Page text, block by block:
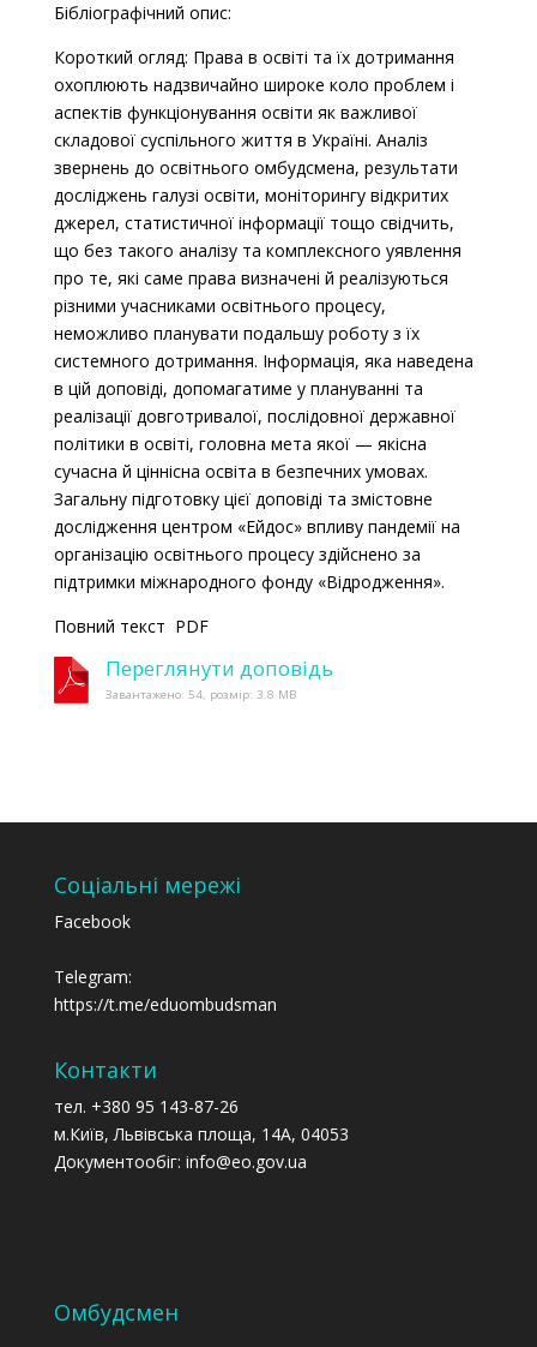
Бібліографічний опис:
Короткий огляд: Права в освіті та їх дотримання
охоплюють надзвичайно широке коло проблем і
аспектів функціонування освіти як важливої
складової суспільного життя в Україні. Аналіз
звернень до освітнього омбудсмена, результати
досліджень галузі освіти, моніторингу відкритих
джерел, статистичної інформації тощо свідчить,
що без такого аналізу та комплексного уявлення
про те, які саме права визначені й реалізуються
різними учасниками освітнього процесу,
неможливо планувати подальшу роботу з їх
системного дотримання. Інформація, яка наведена
в цій доповіді, допомагатиме у плануванні та
реалізації довготривалої, послідовної державної
політики в освіті, головна мета якої — якісна
сучасна й ціннісна освіта в безпечних умовах.
Загальну підготовку цієї доповіді та змістовне
дослідження центром «Ейдос» впливу пандемії на
організацію освітнього процесу здійснено за
підтримки міжнародного фонду «Відродження».
Повний текст PDF
Переглянути доповідь
Завантажено: 54, розмір: 3.8 MB
Соціальні мережі
Facebook
Telegram:
https://t.me/eduombudsman
Контакти
тел. +380 95 143-87-26
м.Київ, Львівська площа, 14А, 04053
Документообіг: info@eo.gov.ua
Омбудсмен